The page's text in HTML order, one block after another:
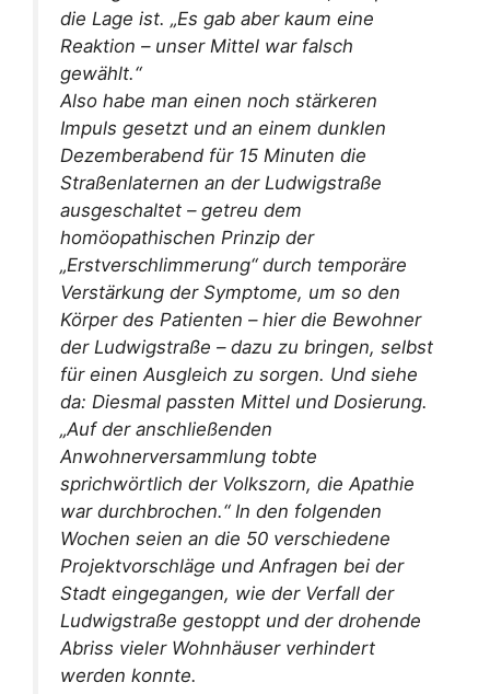
die Lage ist. „Es gab aber kaum eine
Reaktion – unser Mittel war falsch
gewählt.“
Also habe man einen noch stärkeren
Impuls gesetzt und an einem dunklen
Dezemberabend für 15 Minuten die
Straßenlaternen an der Ludwigstraße
ausgeschaltet – getreu dem
homöopathischen Prinzip der
„Erstverschlimmerung“ durch temporäre
Verstärkung der Symptome, um so den
Körper des Patienten – hier die Bewohner
der Ludwigstraße – dazu zu bringen, selbst
für einen Ausgleich zu sorgen. Und siehe
da: Diesmal passten Mittel und Dosierung.
„Auf der anschließenden
Anwohnerversammlung tobte
sprichwörtlich der Volkszorn, die Apathie
war durchbrochen.“ In den folgenden
Wochen seien an die 50 verschiedene
Projektvorschläge und Anfragen bei der
Stadt eingegangen, wie der Verfall der
Ludwigstraße gestoppt und der drohende
Abriss vieler Wohnhäuser verhindert
werden konnte.